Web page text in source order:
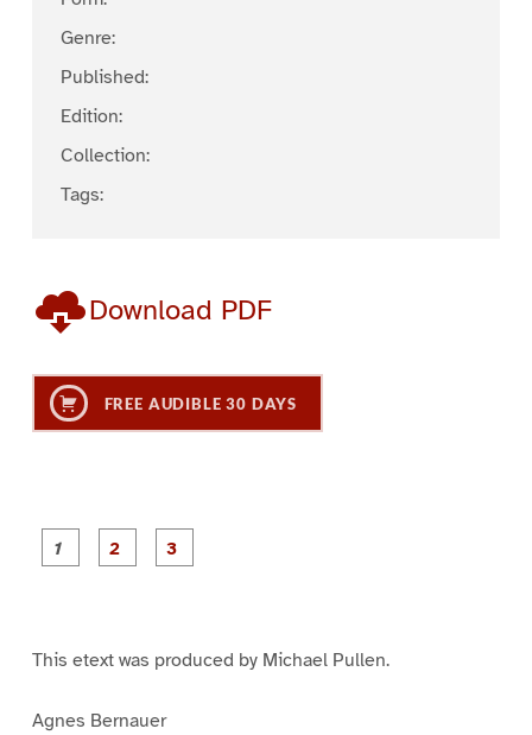
Genre:
Published:
Edition:
Collection:
Tags:
Download PDF
FREE AUDIBLE 30 DAYS
This etext was produced by Michael Pullen.
Agnes Bernauer